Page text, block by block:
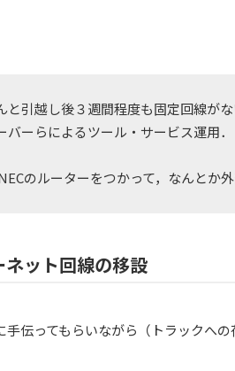
引越し後３週間程度も固定回線がな
ーらによるツール・サービス運用．
のルーターをつかって，なんとか
ット回線の移設
伝ってもらいながら（トラックへ